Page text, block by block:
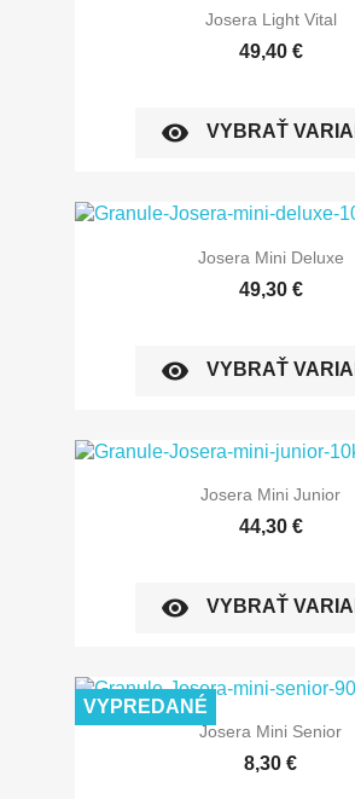
Josera Light Vital
49,40 €
visibility VYBRAŤ
Josera Mini Deluxe
49,30 €
visibility VYBRAŤ
Josera Mini Junior
44,30 €
visibility VYBRAŤ
Josera Mini Senior
8,30 €
VYPREDANÉ